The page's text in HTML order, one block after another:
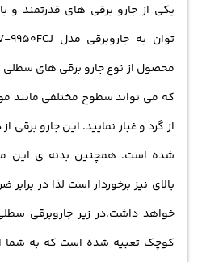
یکی از جارو برقی های قدرتمند
توان به جاروبرقی
که می تواند سطوح مختلفی مانند
از گرد و غبار نمایید. این جارو
شده است. همچنین بدنه ی این
بالای نیز برخوردار است لذا در
خواهد داشت.در زیرجاروبرقی
کوچک تعبیه شده است که به شما